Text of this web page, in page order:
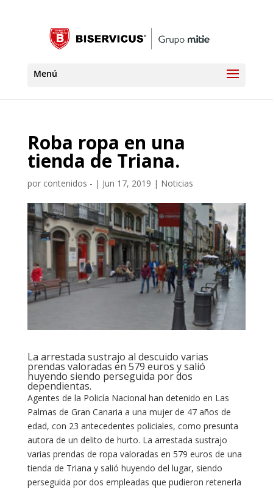
Roba ropa en una
tienda de Triana.
por contenidos - | Jun 17, 2019 | Noticias
La arrestada sustrajo al descuido varias
prendas valoradas en 579 euros y salió
huyendo siendo perseguida por dos
dependientas.
Agentes de la Policía Nacional han detenido en Las
Palmas de Gran Canaria a una mujer de 47 años de
edad, con 23 antecedentes policiales, como presunta
autora de un delito de hurto. La arrestada sustrajo
varias prendas de ropa valoradas en 579 euros de una
tienda de Triana y salió huyendo del lugar, siendo
perseguida por dos empleadas que pudieron retenerla